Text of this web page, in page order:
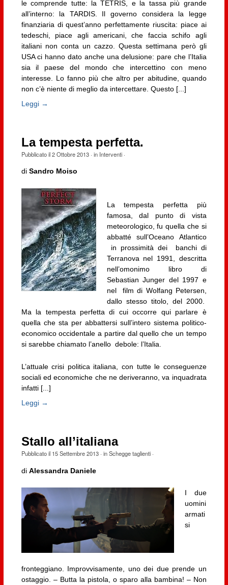
le comprende tutte: la TETRIS, e la tassa più grande
all’interno: la TARDIS. Il governo considera la legge
finanziaria di quest’anno perfettamente riuscita: piace ai
tedeschi, piace agli americani, che faccia schifo agli
italiani non conta un cazzo. Questa settimana però gli
USA ci hanno dato anche una delusione: pare che l’Italia
sia il paese del mondo che intercettino con meno
interesse. Lo fanno più che altro per abitudine, quando
non c’è niente di meglio da intercettare. Questo [...]
Leggi →
La tempesta perfetta.
Pubblicato il2 Ottobre 2013· in Interventi·
di Sandro Moiso
La tempesta perfetta più
famosa, dal punto di vista
meteorologico, fu quella che si
abbatté sull’Oceano Atlantico
in prossimità dei banchi di
Terranova nel 1991, descritta
nell’omonimo libro di
Sebastian Junger del 1997 e
nel film di Wolfang Petersen,
dallo stesso titolo, del 2000.
Ma la tempesta perfetta di cui occorre qui parlare è
quella che sta per abbattersi sull’intero sistema politico-
economico occidentale a partire dal quello che un tempo
si sarebbe chiamato l’anello debole: l’Italia.
L’attuale crisi politica italiana, con tutte le conseguenze
sociali ed economiche che ne deriveranno, va inquadrata
infatti [...]
Leggi →
Stallo all’italiana
Pubblicato il 15 Settembre 2013· inSchegge taglienti·
di Alessandra Daniele
I due
uomini
armati
si
fronteggiano. Improvvisamente, uno dei due prende un
ostaggio. – Butta la pistola, o sparo alla bambina! – Non